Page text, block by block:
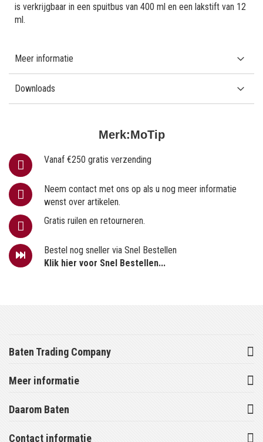
Merk:MoTip
Vanaf €250 gratis verzending
Neem contact met ons op als u nog meer informatie
wenst over artikelen.
Gratis ruilen en retourneren.
Bestel nog sneller via Snel Bestellen
Klik hier voor Snel Bestellen...
is verkrijgbaar in een spuitbus van 400 ml en een lakstift van 12
ml.
Meer informatie
Downloads
Baten Trading Company
Meer informatie
Daarom Baten
Contact informatie